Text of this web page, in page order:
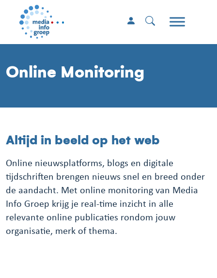
Online Monitoring
Altijd in beeld op het web
Online nieuwsplatforms, blogs en digitale
tijdschriften brengen nieuws snel en breed onder
de aandacht. Met online monitoring van Media
Info Groep krijg je real-time inzicht in alle
relevante online publicaties rondom jouw
organisatie, merk of thema.